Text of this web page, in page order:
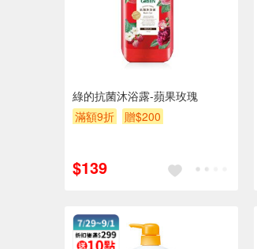
綠的抗菌沐浴露-蘋果玫瑰
滿額9折
贈$200
$139